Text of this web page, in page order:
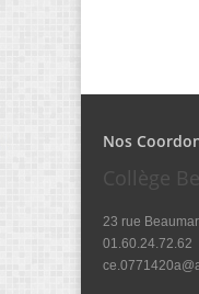
Nos
Collège
23 rue
01.60.24.72.62